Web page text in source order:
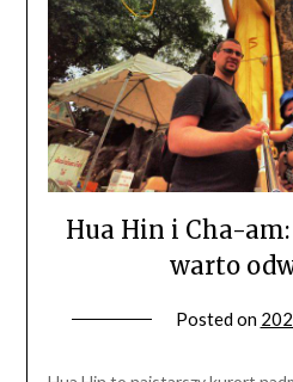
Hua Hin i Cha-
warto
Posted on